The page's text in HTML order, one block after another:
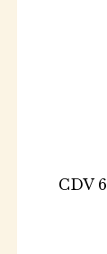
CDV